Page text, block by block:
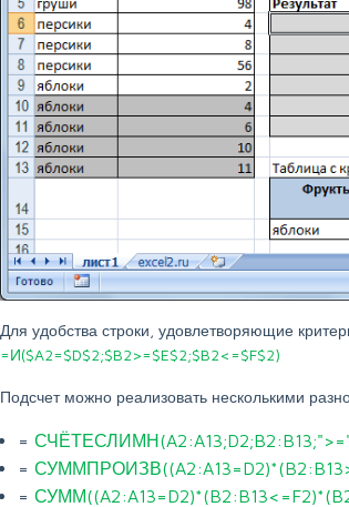
Для удобства строки, удовлетворяющие
=И($A2=$D$2;$B2>=$E$2;$B2<=$F$2)
Подсчет можно реализовать несколькими
=
=
=